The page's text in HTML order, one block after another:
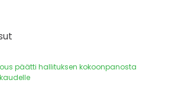
päätti hallituksen kokoonpanosta